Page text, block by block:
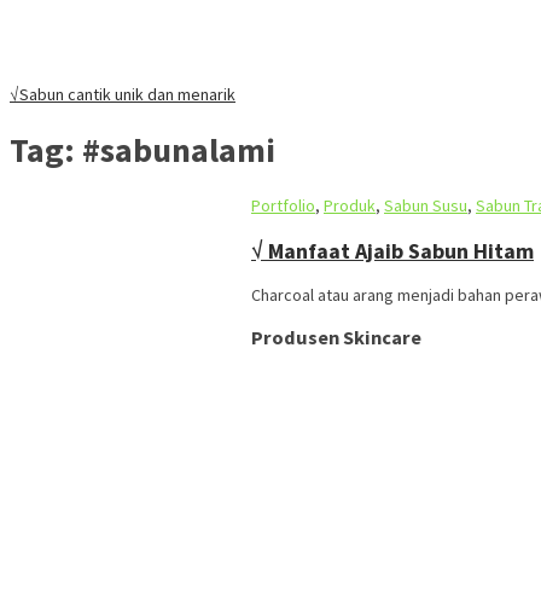
√Sabun cantik unik dan menarik
Tag: #sabunalami
Portfolio, Produk, Sabun Susu, Sabun
√ Manfaat Ajaib Sabun Hitam
Charcoal atau arang menjadi bahan
Produsen Skincare